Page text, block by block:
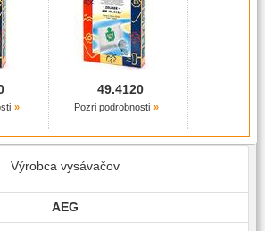
49.4120
Pozri podrobnosti
Výrobca vysávačov
AEG